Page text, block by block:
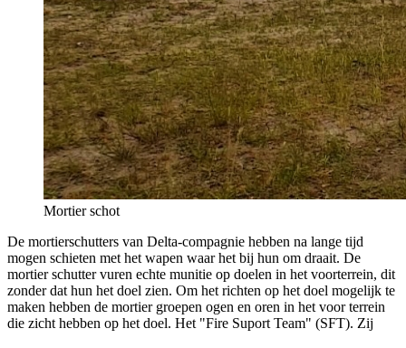
Mortier schot
De mortierschutters van Delta-compagnie hebben na lange tijd
mogen schieten met het wapen waar het bij hun om draait. De
mortier schutter vuren echte munitie op doelen in het voorterrein, dit
zonder dat hun het doel zien. Om het richten op het doel mogelijk te
maken hebben de mortier groepen ogen en oren in het voor terrein
die zicht hebben op het doel. Het "Fire Suport Team" (SFT). Zij